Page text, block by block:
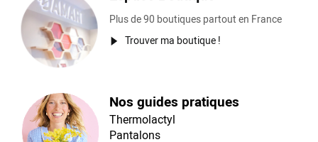
Plus de 90 boutiques partout en France
Trouver ma boutique !
Nos guides pratiques
Thermolactyl
Pantalons